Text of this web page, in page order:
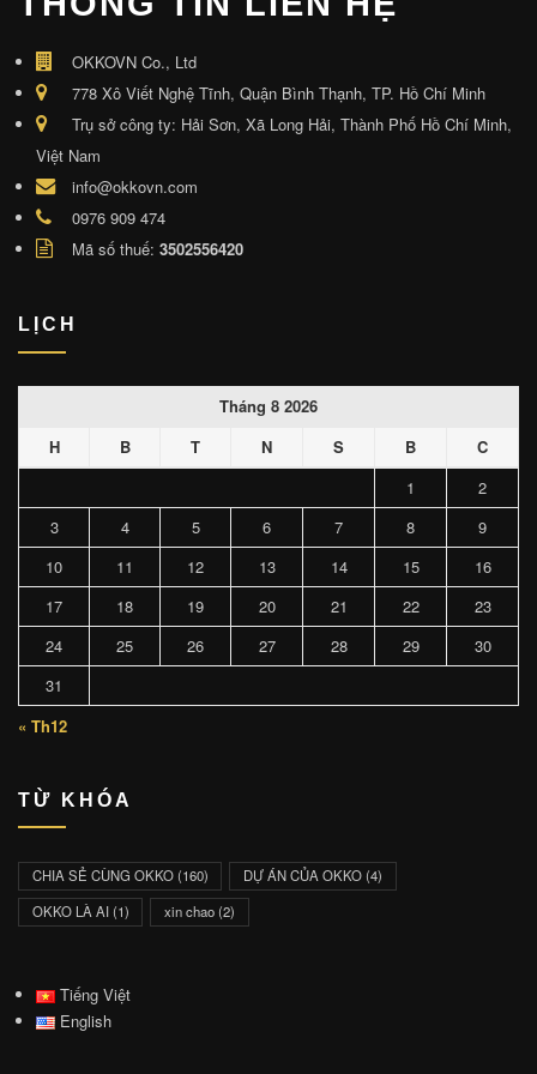
OKKOVN Co., Ltd
778 Xô Viết Nghệ Tĩnh, Quận Bình Thạnh, TP. Hồ Chí Minh
Trụ sở công ty: Hải Sơn, Xã Long Hải, Thành Phố Hồ Chí Minh,
Việt Nam
info@okkovn.com
0976 909 474
Mã số thuế: 3502556420
LỊCH
Tháng 8 2026
H
B T N S B
C
1
2
3
4 5 6 7 8
9
10
11 12 13 14 15
16
17
18 19 20 21 22
23
24
25 26 27 28 29
30
31
« Th12
TỪ KHÓA
CHIA SẺ CÙNG OKKO(160) DỰ ÁN CỦA OKKO(4)
OKKO LÀ AI(1) xin chao(2)
Tiếng Việt
English